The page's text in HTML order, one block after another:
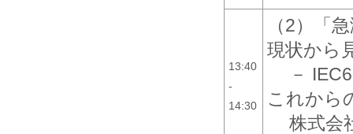
13:40
-
14:30
（2）「
現状から
－
これから
株式会